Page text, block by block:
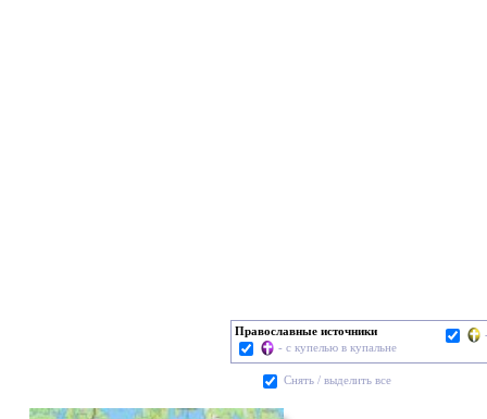
Православные источники
- с купелью в купальне
Cнять / выделить все